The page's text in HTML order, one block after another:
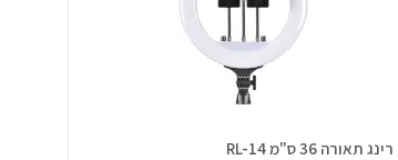
רינג תאורה 36 ס"מ RL-14